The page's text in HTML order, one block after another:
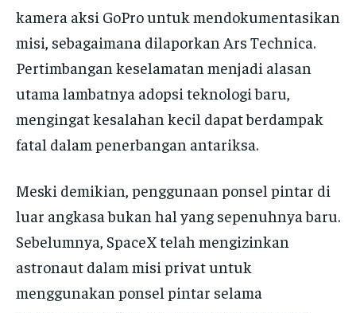
kamera aksi GoPro untuk mendokumentasikan
misi, sebagaimana dilaporkan Ars Technica.
Pertimbangan keselamatan menjadi alasan
utama lambatnya adopsi teknologi baru,
mengingat kesalahan kecil dapat berdampak
fatal dalam penerbangan antariksa.
Meski demikian, penggunaan ponsel pintar di
luar angkasa bukan hal yang sepenuhnya baru.
Sebelumnya, SpaceX telah mengizinkan
astronaut dalam misi privat untuk
menggunakan ponsel pintar selama